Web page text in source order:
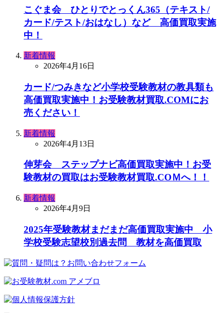
こぐま会 ひとりでとっくん365（テキスト/
カード/テスト/おはなし）など 高価買取実施
中！
新着情報
2026年4月16日
カード/つみきなど小学校受験教材の教具類も
高価買取実施中！お受験教材買取.COMにお
売ください！
新着情報
2026年4月13日
伸芽会 ステップナビ高価買取実施中！お受
験教材の買取はお受験教材買取.COＭへ！！
新着情報
2026年4月9日
2025年受験教材まだまだ高価買取実施中 小
学校受験志望校別過去問 教材を高価買取